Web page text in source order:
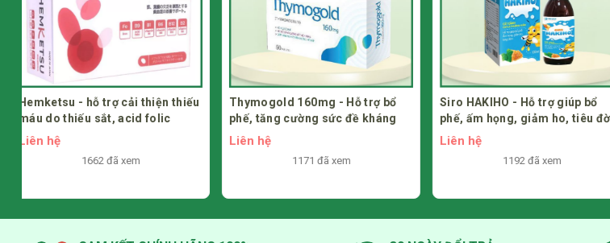
Thymogold 160mg - Hỗ trợ bổ
phế, tăng cường sức đề kháng
Liên hệ
1171 đã xem
Siro HAKIHO - Hỗ trợ giúp bổ
phế, ấm họng, giảm ho, tiêu đờm
Liên hệ
1192 đã xem
AZKA Mũi họng người lớn - Hỗ
trợ giảm ho, giảm đờm, giúp
giảm đau rát họng
Liên hệ
1176 đã xem